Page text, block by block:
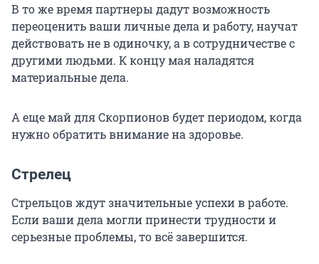
В то же время партнеры дадут возможность
переоценить ваши личные дела и работу, научат
действовать не в одиночку, а в сотрудничестве с
другими людьми. К концу мая наладятся
материальные дела.
А еще май для Скорпионов будет периодом, когда
нужно обратить внимание на здоровье.
Стрелец
Стрельцов ждут значительные успехи в работе.
Если ваши дела могли принести трудности и
серьезные проблемы, то всё завершится.